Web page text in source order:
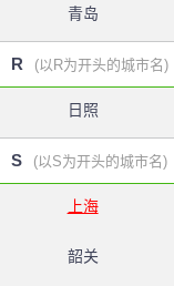
青岛
R (以R为开头的城市名)
日照
S (以S为开头的城市名)
上海
韶关